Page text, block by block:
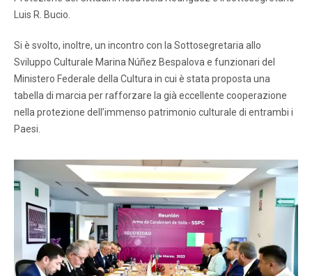
Luis R. Bucio.
Si è svolto, inoltre, un incontro con la Sottosegretaria allo
Sviluppo Culturale Marina Núñez Bespalova e funzionari del
Ministero Federale della Cultura in cui è stata proposta una
tabella di marcia per rafforzare la già eccellente cooperazione
nella protezione dell’immenso patrimonio culturale di entrambi i
Paesi.